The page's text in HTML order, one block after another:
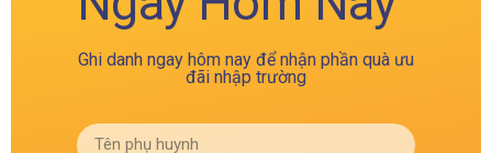
Ghi danh ngay hôm nay để nhận phần quà ưu
đãi nhập trường